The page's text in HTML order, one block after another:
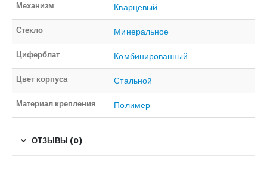
Механизм Кварцевый
Стекло Минеральное
Циферблат Комбинированный
Цвет корпуса Стальной
Материал крепления Полимер
ОТЗЫВЫ (0)